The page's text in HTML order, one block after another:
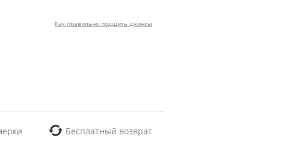
Как правильно подшить джинсы
Бесплатный возврат